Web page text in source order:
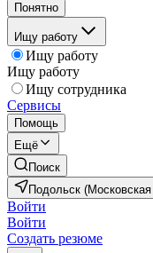
Понятно
Ищу работу
Ищу работу
Ищу работу
Ищу сотрудника
Сервисы
Помощь
Ещё
Поиск
Подольск (Московская
Войти
Войти
Создать резюме